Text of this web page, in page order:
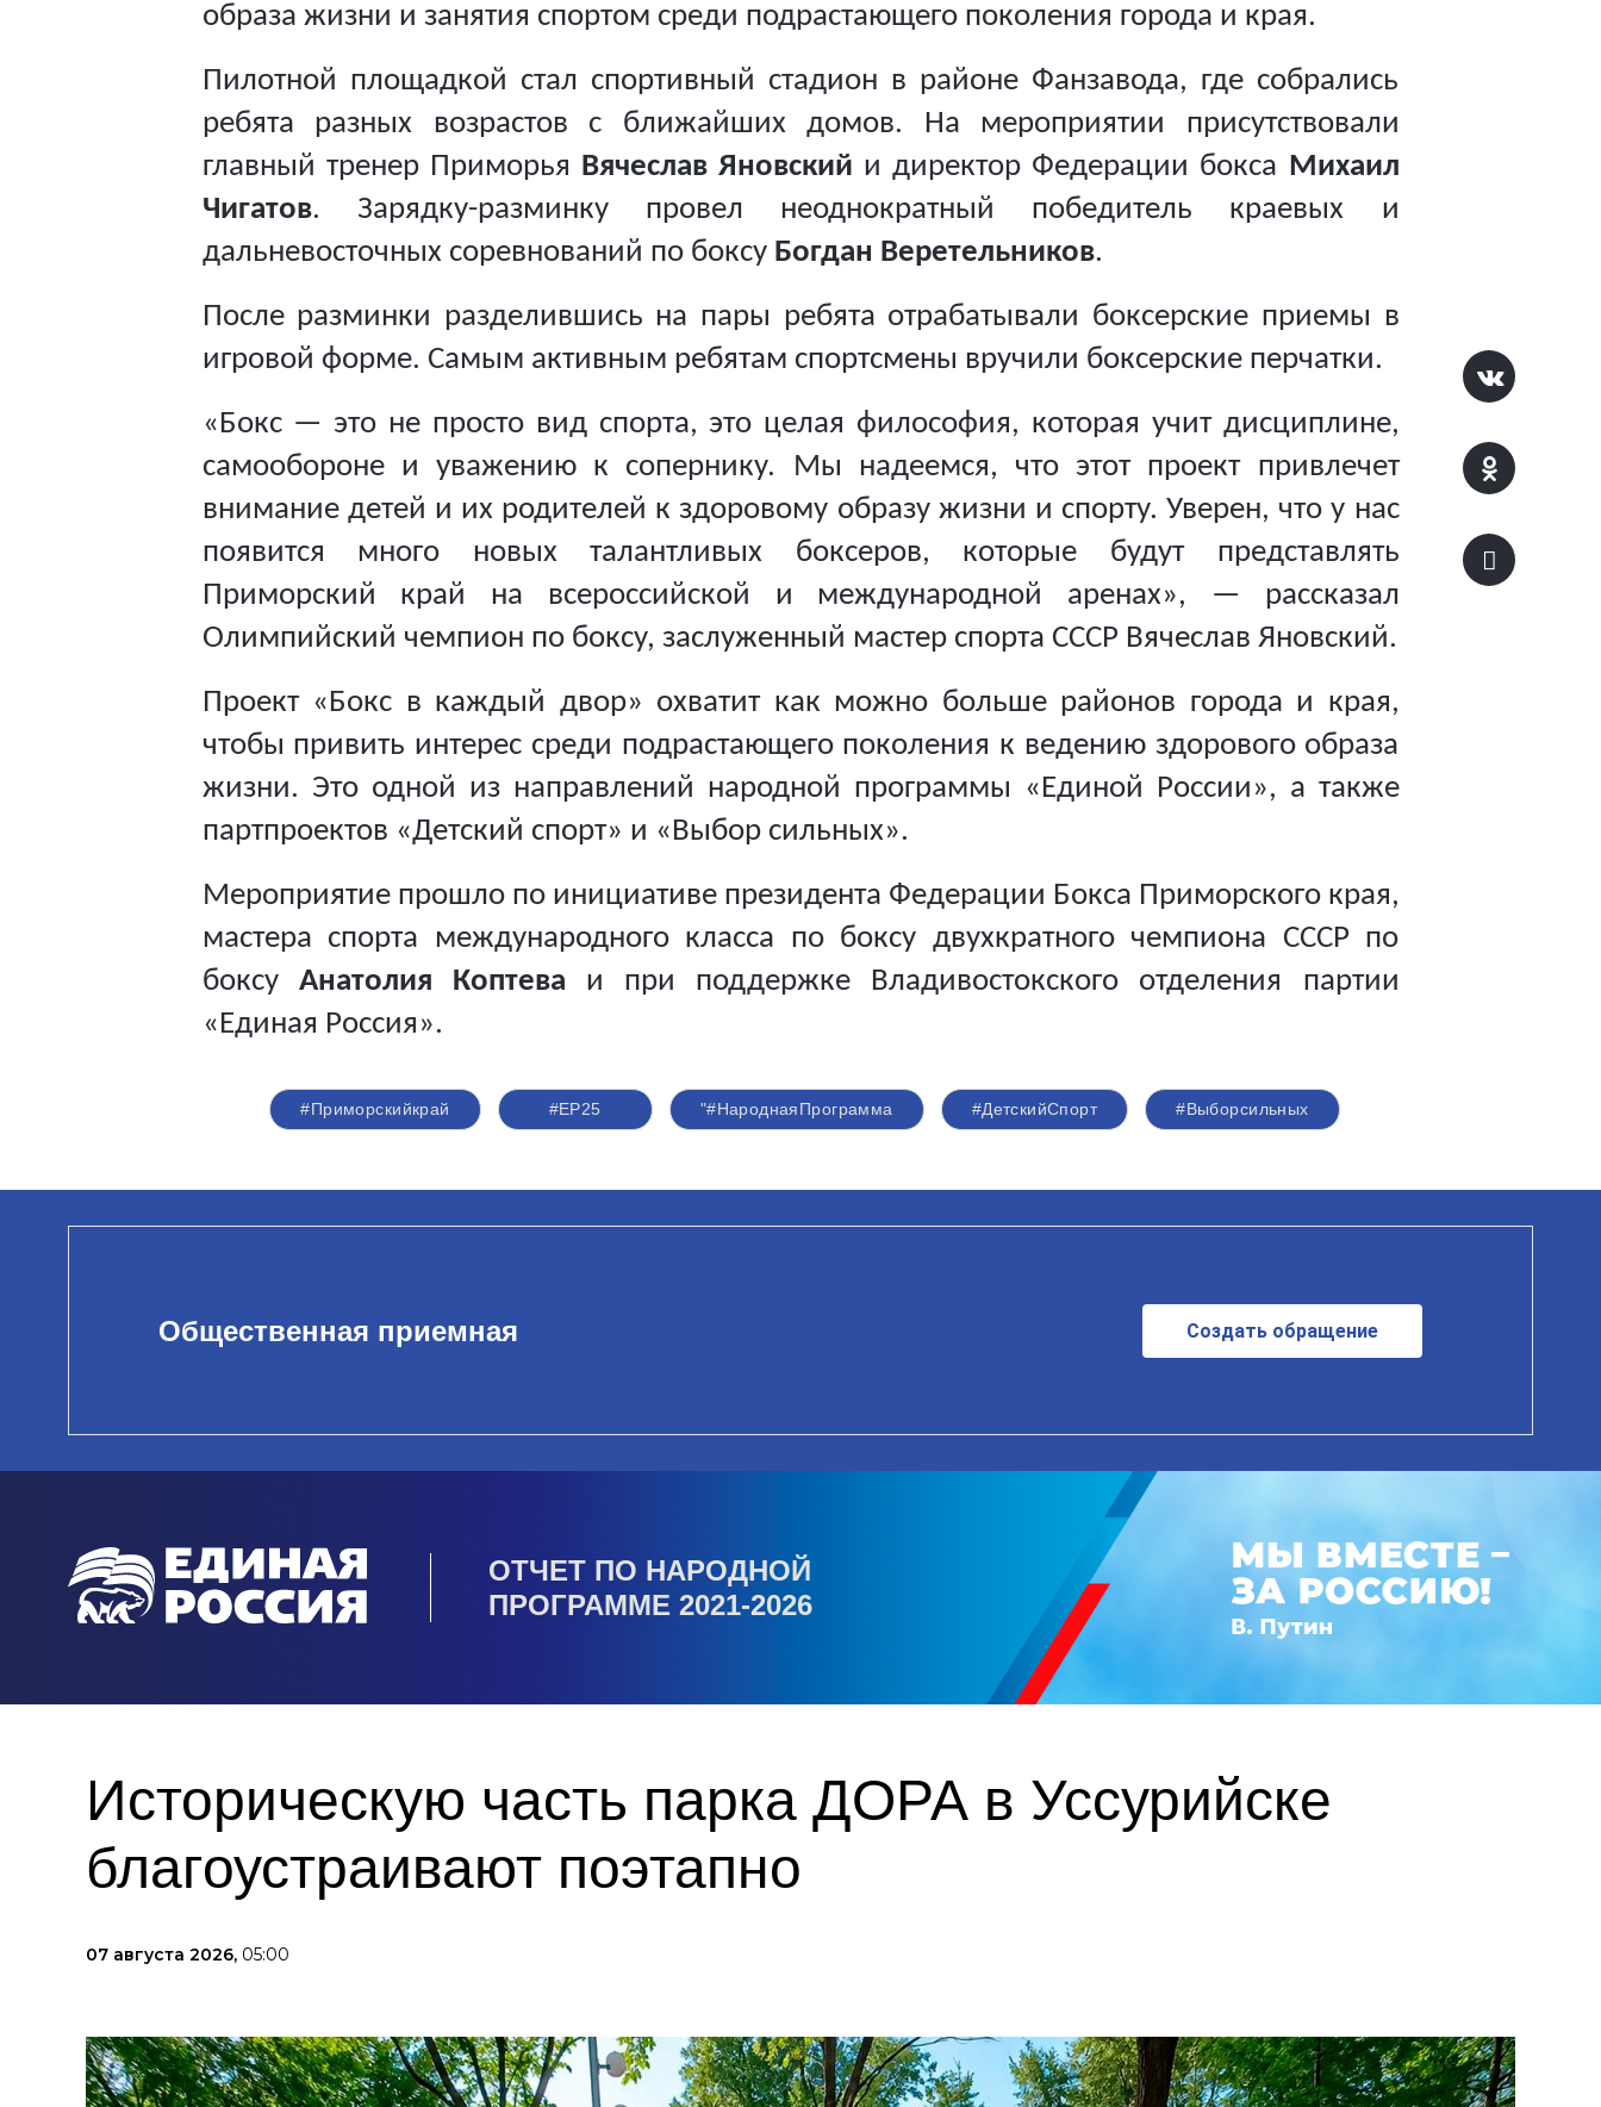
образа жизни и занятия спортом среди подрастающего поколения города и края.
Пилотной площадкой стал спортивный стадион в районе Фанзавода, где собрались
ребята разных возрастов с ближайших домов. На мероприятии присутствовали
главный тренер Приморья Вячеслав Яновский и директор Федерации бокса Михаил
Чигатов. Зарядку-разминку провел неоднократный победитель краевых и
дальневосточных соревнований по боксуБогдан Веретельников.
После разминки разделившись на пары ребята отрабатывали боксерские приемы в
игровой форме. Самым активным ребятам спортсмены вручили боксерские перчатки.
«Бокс — это не просто вид спорта, это целая философия, которая учит дисциплине,
самообороне и уважению к сопернику. Мы надеемся, что этот проект привлечет
внимание детей и их родителей к здоровому образу жизни и спорту. Уверен, что у нас
появится много новых талантливых боксеров, которые будут представлять
Приморский край на всероссийской и международной аренах», — рассказал
Олимпийский чемпион по боксу, заслуженный мастер спорта СССР Вячеслав Яновский.
Проект «Бокс в каждый двор» охватит как можно больше районов города и края,
чтобы привить интерес среди подрастающего поколения к ведению здорового образа
жизни. Это одной из направлений народной программы «Единой России», а также
партпроектов «Детский спорт» и «Выбор сильных».
Мероприятие прошло по инициативе президента Федерации Бокса Приморского края,
мастера спорта международного класса по боксу двухкратного чемпиона СССР по
боксу Анатолия Коптева и при поддержке Владивостокского отделения партии
«Единая Россия».
#Приморскийкрай #ЕР25 "#НароднаяПрограмма #ДетскийСпорт #Выборсильных
Общественная приемная Создать обращение
ОТЧЕТ ПО НАРОДНОЙ
ПРОГРАММЕ 2021-2026
Историческую часть парка ДОРА в Уссурийске
благоустраивают поэтапно
07 августа 2026, 05:00